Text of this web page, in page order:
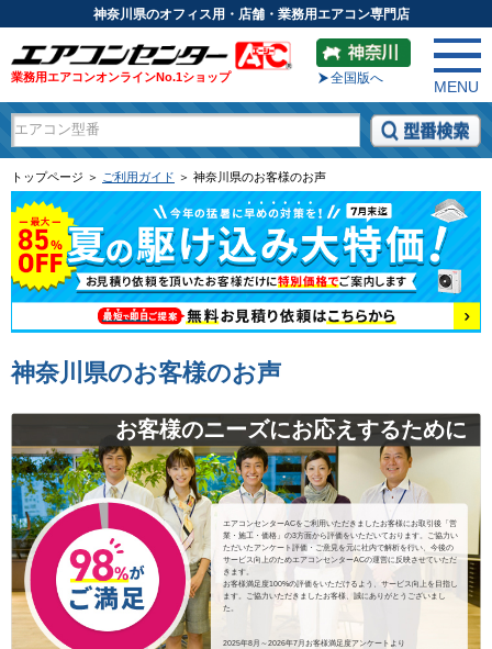
神奈川県のオフィス用・店舗・業務用エアコン専門店
業務用エアコンオンラインNo.1ショップ 全国版へ
MENU
トップページ ＞ ご利用ガイド ＞ 神奈川県のお客様のお声
神奈川県のお客様のお声
お客様のニーズにお応えするために
エアコンセンターACをご利用いただきましたお客様にお取引後「営
業・施工・価格」の3方面から評価をいただいております。ご協力い
ただいたアンケート評価・ご意見を元に社内で解析を行い、今後の
サービス向上のためエアコンセンターACの運営に反映させていただ
きます。
お客様満足度100%の評価をいただけるよう、サービス向上を目指し
ます。ご協力いただきましたお客様、誠にありがとうございまし
た。
2025年8月～2026年7月お客様満足度アンケートより